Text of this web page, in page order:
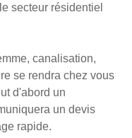
secteur résidentiel
canalisation,
se rendra chez vous
d'abord un
un devis
rapide.